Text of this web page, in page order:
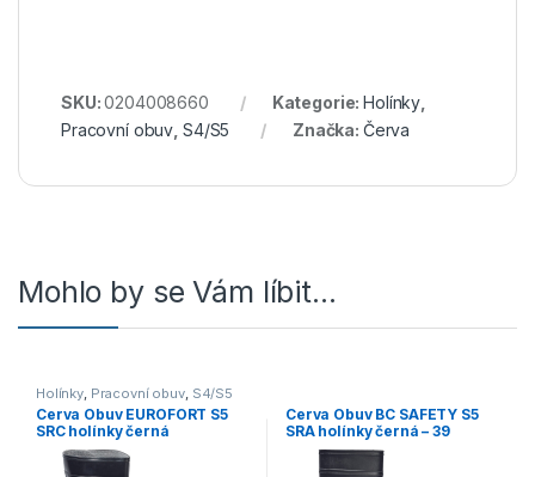
SKU:0204008660 Kategorie:Holínky
Pracovní obuv S4/S5 Značka: Červa
Mohlo by se Vám líbit…
Holínky Pracovní obuv, S4/S5
Cerva Obuv EUROFORT S5
SRC holínky černá
Cerva Obuv BC SAFETY S5
SRA holínky černá – 39